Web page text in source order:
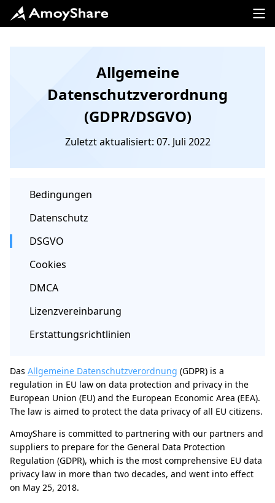
Allgemeine
Datenschutzverordnung
(GDPR/DSGVO)
Zuletzt aktualisiert: 07. Juli 2022
Bedingungen
Datenschutz
DSGVO
Cookies
DMCA
Lizenzvereinbarung
Erstattungsrichtlinien
Das Allgemeine Datenschutzverordnung (GDPR) is a
regulation in EU law on data protection and privacy in the
European Union (EU) and the European Economic Area (EEA).
The law is aimed to protect the data privacy of all EU citizens.
AmoyShare is committed to partnering with our partners and
suppliers to prepare for the General Data Protection
Regulation (GDPR), which is the most comprehensive EU data
privacy law in more than two decades, and went into effect
on May 25, 2018.